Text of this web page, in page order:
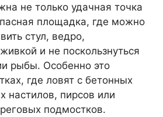
не только удачная точка
площадка, где можно
стул, ведро,
и не поскользнуться
рыбы. Особенно это
где ловят с бетонных
настилов, пирсов или
подмостков.